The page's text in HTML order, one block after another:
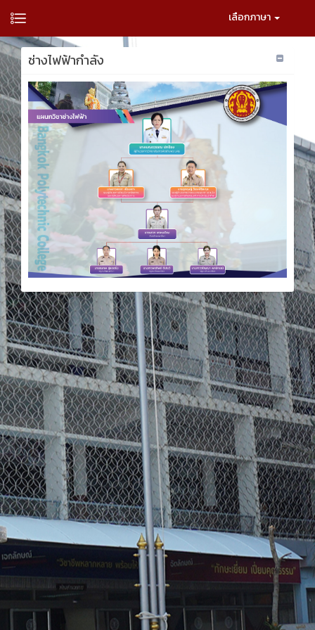
เลือกภาษา
ช่างไฟฟ้ากำลัง